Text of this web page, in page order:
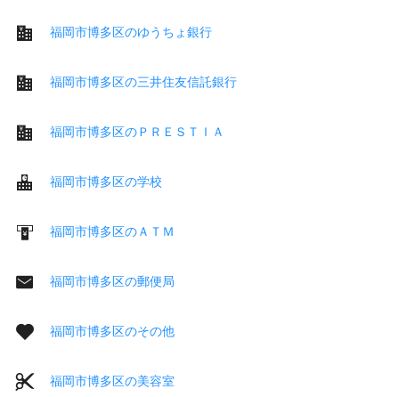
福岡市博多区のゆうちょ銀行
福岡市博多区の三井住友信託銀行
福岡市博多区のＰＲＥＳＴＩＡ
福岡市博多区の学校
福岡市博多区のＡＴＭ
福岡市博多区の郵便局
福岡市博多区のその他
福岡市博多区の美容室